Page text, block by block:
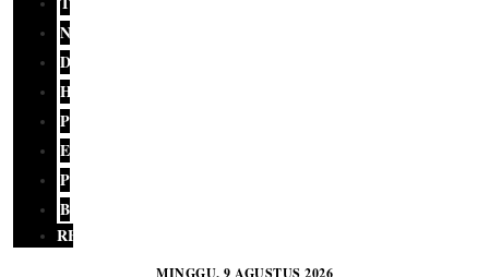
NASIONAL
DAERAH
HUKUM
POLITIK
EKONOMI
PENDIDIKAN
BUDAYA
RELIGI
MINGGU, 9 AGUSTUS 2026